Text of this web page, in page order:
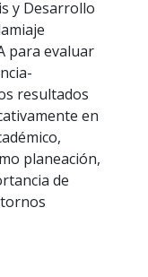
y Desarrollo
para evaluar
resultados
en
planeación,
de